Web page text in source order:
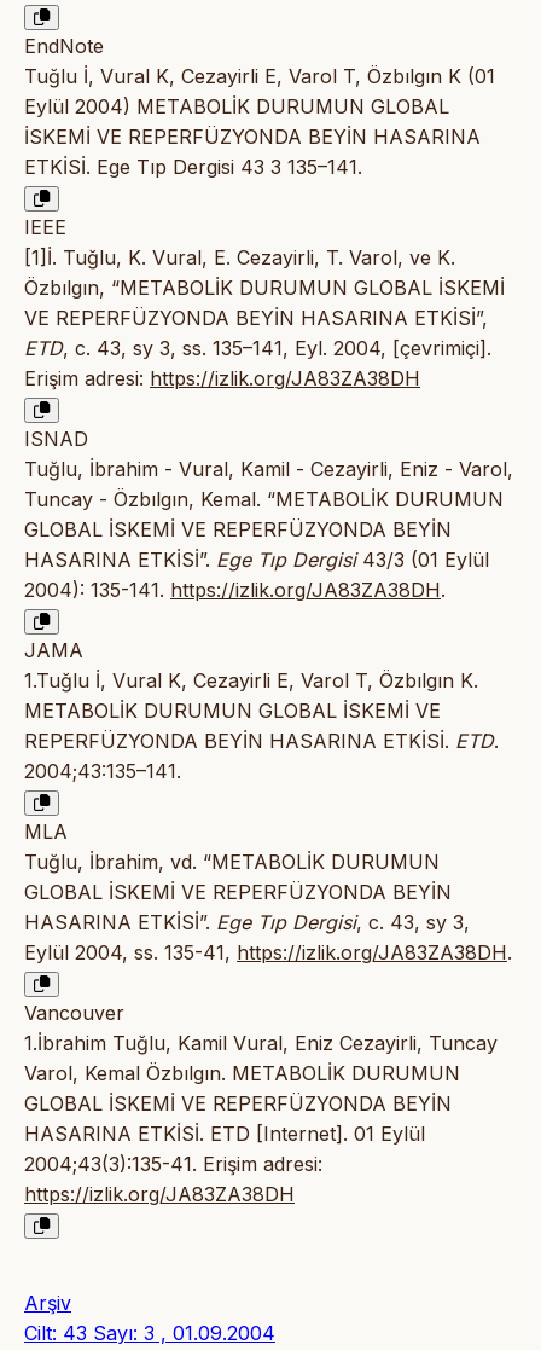
EndNote
Tuğlu İ, Vural K, Cezayirli E, Varol T, Özbılgın K (01
Eylül 2004) METABOLİK DURUMUN GLOBAL
İSKEMİ VE REPERFÜZYONDA BEYİN HASARINA
ETKİSİ. Ege Tıp Dergisi 43 3 135–141.
IEEE
[1]İ. Tuğlu, K. Vural, E. Cezayirli, T. Varol, ve K.
Özbılgın, “METABOLİK DURUMUN GLOBAL İSKEMİ
VE REPERFÜZYONDA BEYİN HASARINA ETKİSİ”,
ETD, c. 43, sy 3, ss. 135–141, Eyl. 2004, [çevrimiçi].
Erişim adresi: https://izlik.org/JA83ZA38DH
ISNAD
Tuğlu, İbrahim - Vural, Kamil - Cezayirli, Eniz - Varol,
Tuncay - Özbılgın, Kemal. “METABOLİK DURUMUN
GLOBAL İSKEMİ VE REPERFÜZYONDA BEYİN
HASARINA ETKİSİ”. Ege Tıp Dergisi43/3 (01 Eylül
2004): 135-141. https://izlik.org/JA83ZA38DH.
JAMA
1.Tuğlu İ, Vural K, Cezayirli E, Varol T, Özbılgın K.
METABOLİK DURUMUN GLOBAL İSKEMİ VE
REPERFÜZYONDA BEYİN HASARINA ETKİSİ. ETD.
2004;43:135–141.
MLA
Tuğlu, İbrahim, vd. “METABOLİK DURUMUN
GLOBAL İSKEMİ VE REPERFÜZYONDA BEYİN
HASARINA ETKİSİ”. Ege Tıp Dergisi, c. 43, sy 3,
Eylül 2004, ss. 135-41, https://izlik.org/JA83ZA38DH.
Vancouver
1.İbrahim Tuğlu, Kamil Vural, Eniz Cezayirli, Tuncay
Varol, Kemal Özbılgın. METABOLİK DURUMUN
GLOBAL İSKEMİ VE REPERFÜZYONDA BEYİN
HASARINA ETKİSİ. ETD [Internet]. 01 Eylül
2004;43(3):135-41. Erişim adresi:
https://izlik.org/JA83ZA38DH
Arşiv
Cilt: 43 Sayı: 3 , 01.09.2004